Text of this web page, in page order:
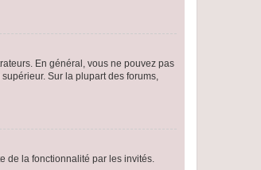
En général, vous ne pouvez pas
Sur la plupart des forums,
de la fonctionnalité par les invités.